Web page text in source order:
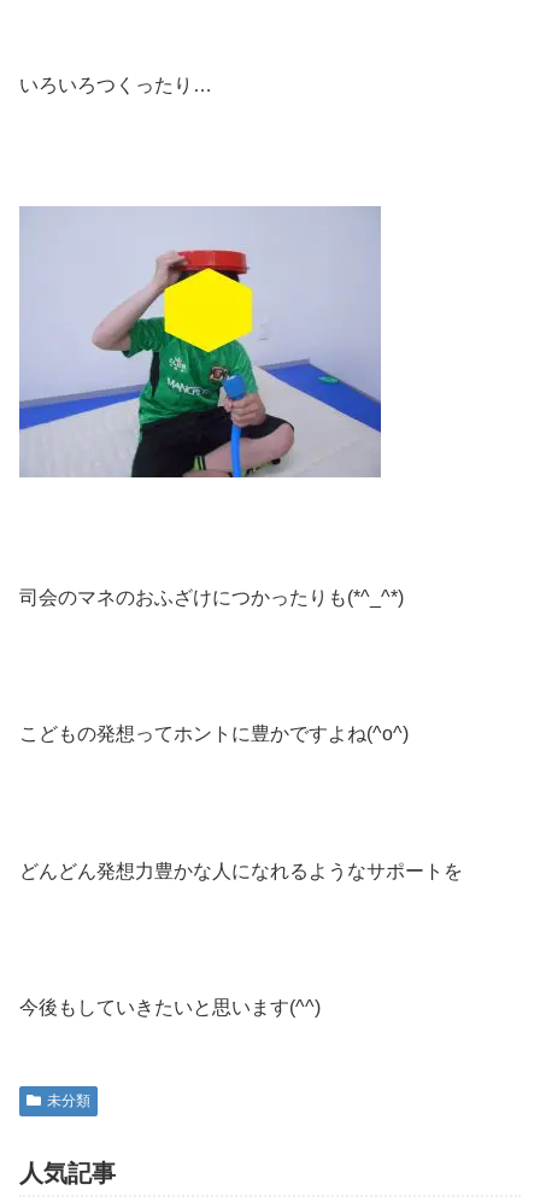
いろいろつくったり…
司会のマネのおふざけにつかったりも(*^_^*)
こどもの発想ってホントに豊かですよね(^o^)
どんどん発想力豊かな人になれるようなサポートを
今後もしていきたいと思います(^^)
未分類
人気記事